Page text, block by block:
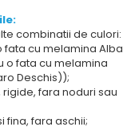
combinatii de culori:
fata cu melamina Alba
o fata cu melamina
Deschis));
rigide, fara noduri sau
fina, fara aschii;